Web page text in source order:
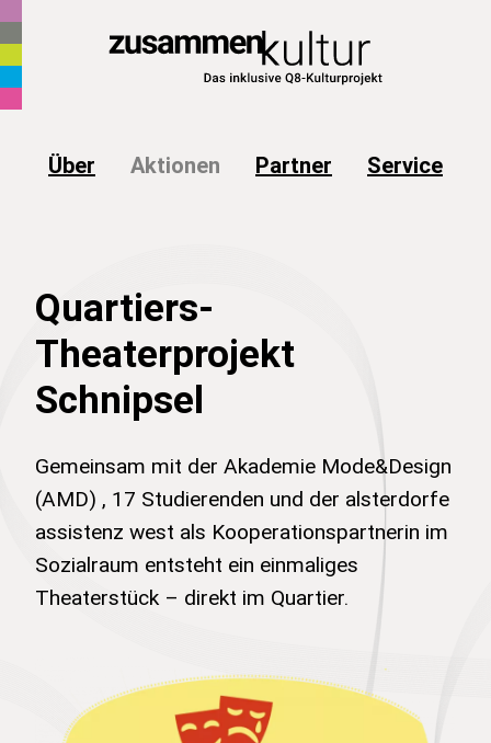
zur primären Navigation
zum Hauptinhalt
zur Seiteninformation
Über Aktionen Partner Service
Quartiers-
Theaterprojekt
Schnipsel
Gemeinsam mit der Akademie Mode&Design
(AMD) , 17 Studierenden und der alsterdorfe
assistenz west als Kooperationspartnerin im
Sozialraum entsteht ein einmaliges
Theaterstück – direkt im Quartier.